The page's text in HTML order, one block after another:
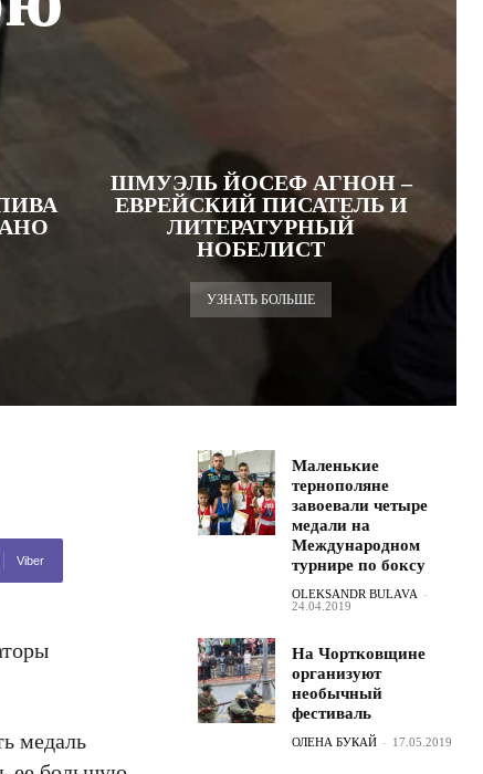
ШМУЭЛЬ ЙОСЕФ АГНОН –
ЕВРЕЙСКИЙ ПИСАТЕЛЬ И
ЛИТЕРАТУРНЫЙ
НОБЕЛИСТ
УЗНАТЬ БОЛЬШЕ
Viber
медаль
Маленькие
тернополяне
завоевали четыре
медали на
Международном
турнире по боксу
OLEKSANDR BULAVA -
24.04.2019
На Чортковщине
организуют
необычный
фестиваль
ОЛЕНА БУКАЙ - 17.05.2019